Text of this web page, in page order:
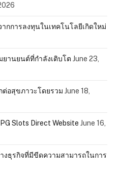
กการลงทุนในเทคโนโลยีเกิดใหม่
านยนต์ที่กำลังเติบโต June 23,
อสุขภาวะโดยรวม June 18,
Slots Direct Website June 16,
ธุรกิจที่มีขีดความสามารถในการ